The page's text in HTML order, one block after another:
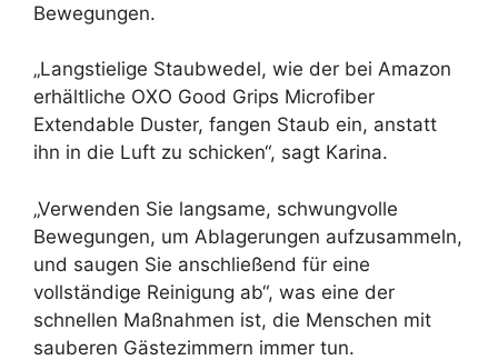
Bewegungen.
„Langstielige Staubwedel, wie der bei Amazon
erhältliche OXO Good Grips Microfiber
Extendable Duster, fangen Staub ein, anstatt
ihn in die Luft zu schicken“, sagt Karina.
„Verwenden Sie langsame, schwungvolle
Bewegungen, um Ablagerungen aufzusammeln,
und saugen Sie anschließend für eine
vollständige Reinigung ab“, was eine der
schnellen Maßnahmen ist, die Menschen mit
sauberen Gästezimmern immer tun.